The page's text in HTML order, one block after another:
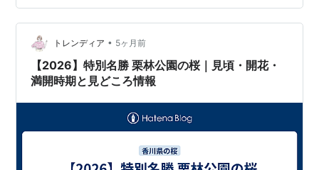
ます。 今回は栗林公園の魅力と、栗林公園の近くにある
お洒落なおすすめカフェをご紹介します。 ※ 料金につい
ては、変更されている場合があるので、最新の公式HP等
で確認してください。 栗林公園とはどんな公園？見どこ
ろは？ （栗林公園とは？） （栗林…
トレンディア • 5ヶ月前
【2026】特別名勝 栗林公園の桜｜見頃・開花・
満開時期と見どころ情報